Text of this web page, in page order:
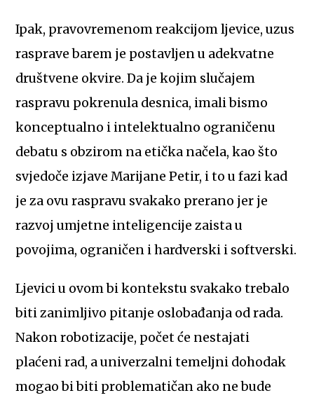
Ipak, pravovremenom reakcijom ljevice, uzus
rasprave barem je postavljen u adekvatne
društvene okvire. Da je kojim slučajem
raspravu pokrenula desnica, imali bismo
konceptualno i intelektualno ograničenu
debatu s obzirom na etička načela, kao što
svjedoče izjave Marijane Petir, i to u fazi kad
je za ovu raspravu svakako prerano jer je
razvoj umjetne inteligencije zaista u
povojima, ograničen i hardverski i softverski.
Ljevici u ovom bi kontekstu svakako trebalo
biti zanimljivo pitanje oslobađanja od rada.
Nakon robotizacije, počet će nestajati
plaćeni rad, a univerzalni temeljni dohodak
mogao bi biti problematičan ako ne bude